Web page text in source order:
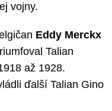
vojny.
Eddy Merckx
Talian
až 1928.
ďalší Talian Gino